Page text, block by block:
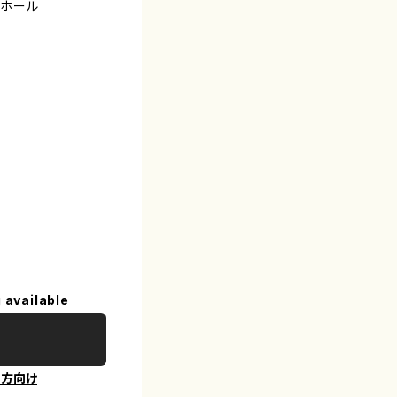
ール
available
向け